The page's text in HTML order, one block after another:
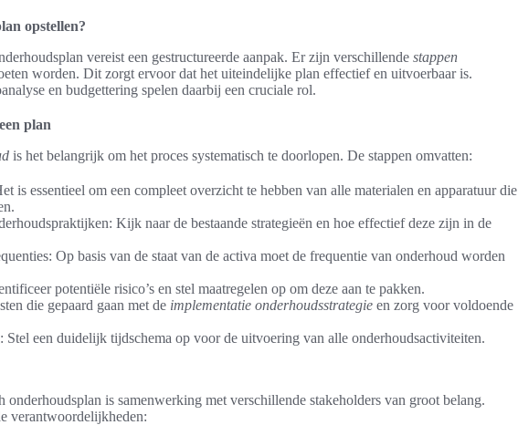
opstellen?
vereist een gestructureerde aanpak. Er zijn verschillende stappen
worden. Dit zorgt ervoor dat het uiteindelijke plan effectief en uitvoerbaar is.
en budgettering spelen daarbij een cruciale rol.
plan
is het belangrijk om het proces systematisch te doorlopen. De stappen omvatten:
is essentieel om een compleet overzicht te hebben van alle materialen en apparatuur die
Kijk naar de bestaande strategieën en hoe effectief deze zijn in de
Op basis van de staat van de activa moet de frequentie van onderhoud worden
potentiële risico’s en stel maatregelen op om deze aan te pakken.
die gepaard gaan met de implementatie onderhoudsstrategie en zorg voor voldoende
een duidelijk tijdschema op voor de uitvoering van alle onderhoudsactiviteiten.
onderhoudsplan is samenwerking met verschillende stakeholders van groot belang.
verantwoordelijkheden: